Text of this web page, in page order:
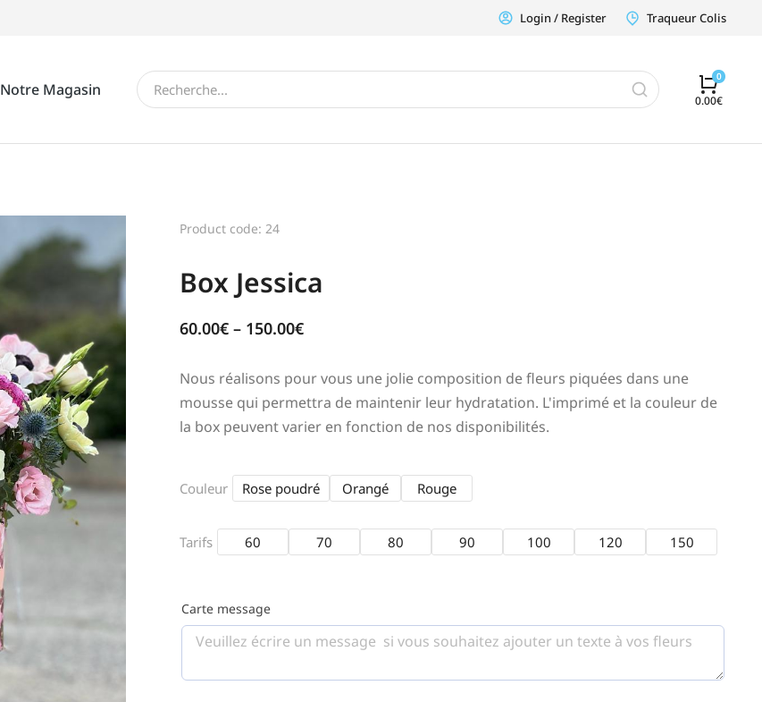
Login / Register Traqueur Colis
Notre Magasin
0.00€
Product code: 24
Box Jessica
60.00€ – 150.00€
Nous réalisons pour vous une jolie composition de fleurs piquées dans une
mousse qui permettra de maintenir leur hydratation. L'imprimé et la couleur de
la box peuvent varier en fonction de nos disponibilités.
Couleur Rose poudré Orangé Rouge
Tarifs 60 70 80 90 100 120 150
Carte message